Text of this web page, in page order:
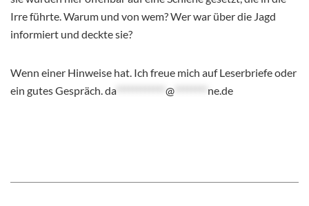
Irre führte. Warum und von wem? Wer war über die Jagd
informiert und deckte sie?
Wenn einer Hinweise hat. Ich freue mich auf Leserbriefe oder
ein gutes Gespräch.da************ @ ne.de